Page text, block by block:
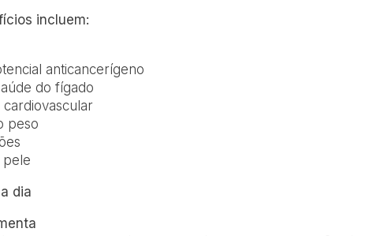
incluem:
anticancerígeno
do fígado
cardiovascular
peso
pele
dia